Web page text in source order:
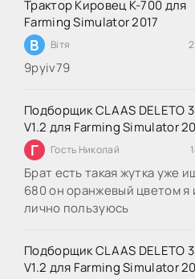
Трактор Кировец К-700 для
Farming Simulator 2017
В Вітя
9руіv79
Подборщик CLAAS DELETO
V1.2 для Farming Simulator
Г Гость Николай
Брат есть такая жутка уже
680 он оранжевый цветом я
лично пользуюсь
Подборщик CLAAS DELETO
V1.2 для Farming Simulator